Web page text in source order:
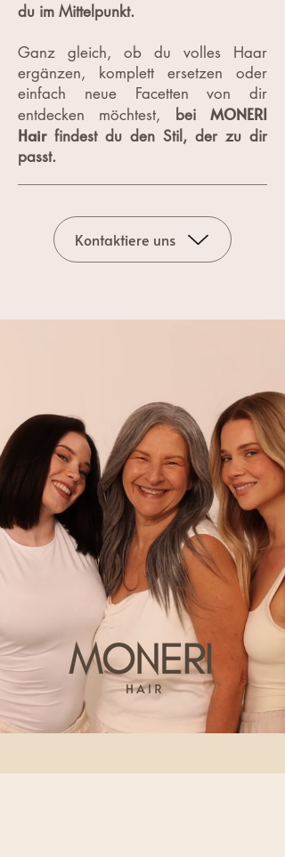
du im Mittelpunkt.
Ganz gleich, ob du volles Haar
ergänzen, komplett ersetzen oder
einfach neue Facetten von dir
entdecken möchtest,
beiMONERI
Hairfindest du den Stil, der zu dir
passt.​
Kontaktiere uns